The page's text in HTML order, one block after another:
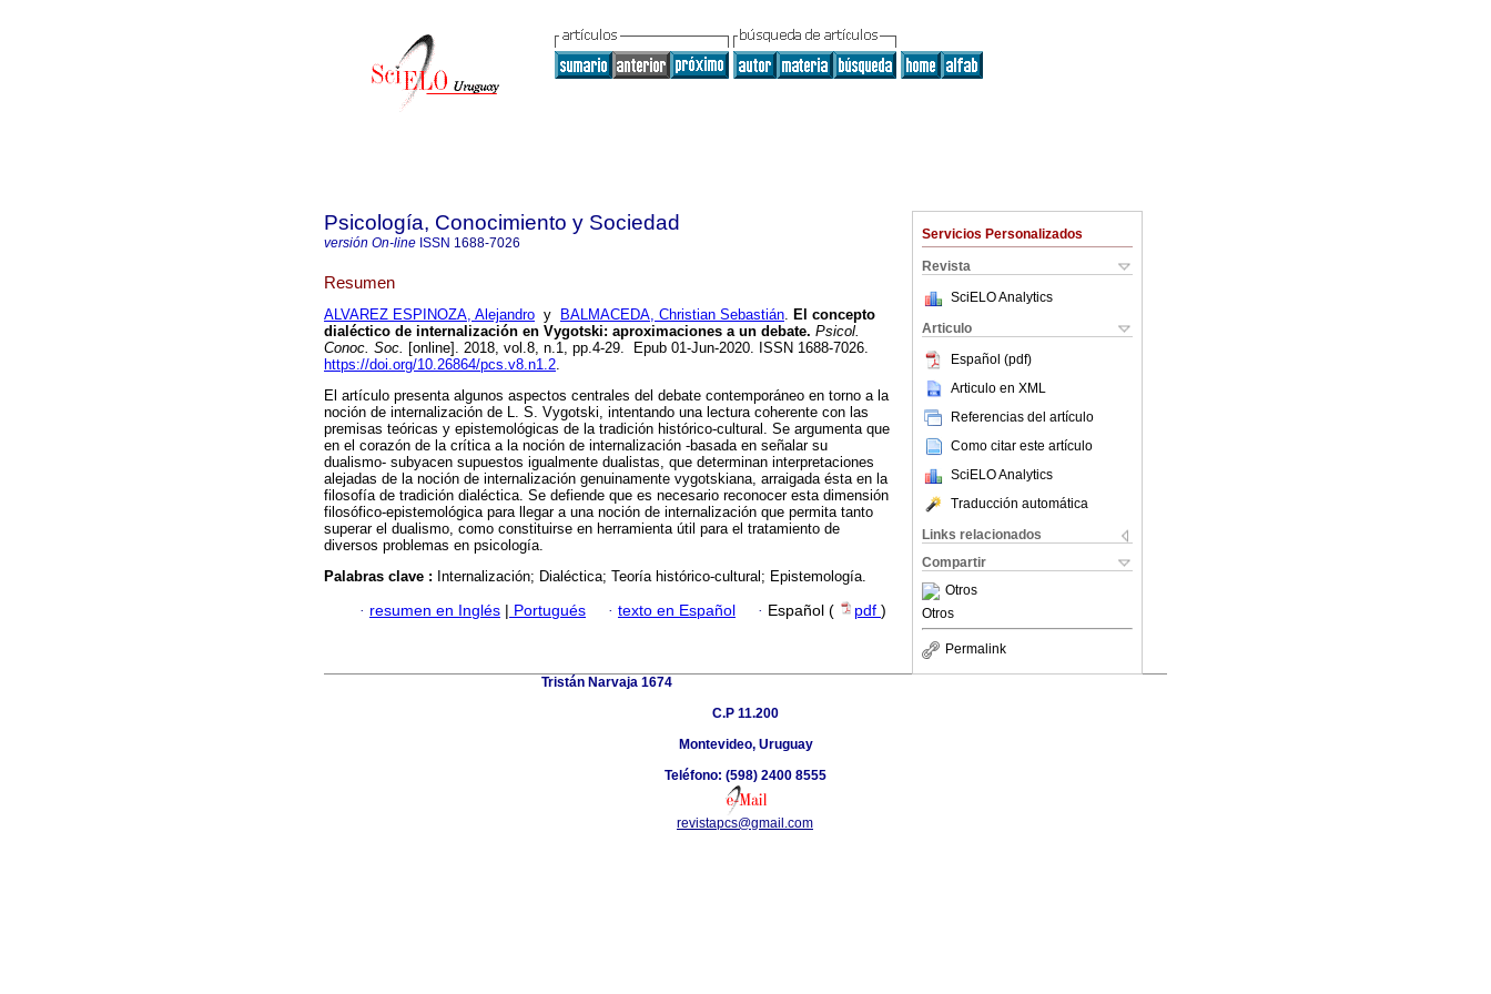
Servicios Personalizados
Revista
SciELO Analytics
Articulo
Español (pdf)
Articulo en XML
Referencias del artículo
Como citar este artículo
SciELO Analytics
Traducción automática
Links relacionados
Compartir
Otros
Otros
Permalink
Psicología, Conocimiento y Sociedad
versión On-line ISSN 1688-7026
Resumen
ALVAREZ ESPINOZA, Alejandro y BALMACEDA, Christian Sebastián. El concepto
dialéctico de internalización en Vygotski: aproximaciones a un debate. Psicol.
Conoc. Soc. [online]. 2018, vol.8, n.1, pp.4-29. Epub 01-Jun-2020. ISSN 1688-7026.
https://doi.org/10.26864/pcs.v8.n1.2.
El artículo presenta algunos aspectos centrales del debate contemporáneo en torno a la
noción de internalización de L. S. Vygotski, intentando una lectura coherente con las
premisas teóricas y epistemológicas de la tradición histórico-cultural. Se argumenta que
en el corazón de la crítica a la noción de internalización -basada en señalar su
dualismo- subyacen supuestos igualmente dualistas, que determinan interpretaciones
alejadas de la noción de internalización genuinamente vygotskiana, arraigada ésta en la
filosofía de tradición dialéctica. Se defiende que es necesario reconocer esta dimensión
filosófico-epistemológica para llegar a una noción de internalización que permita tanto
superar el dualismo, como constituirse en herramienta útil para el tratamiento de
diversos problemas en psicología.
Palabras clave : Internalización; Dialéctica; Teoría histórico-cultural; Epistemología.
· resumen en Inglés | Portugués · texto en Español · Español ( pdf )
Tristán Narvaja 1674
C.P 11.200
Montevideo, Uruguay
Teléfono: (598) 2400 8555
revistapcs@gmail.com